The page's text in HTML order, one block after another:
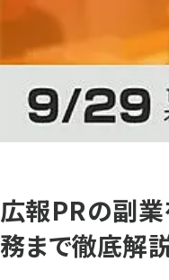
広報PRの副
務まで徹底解